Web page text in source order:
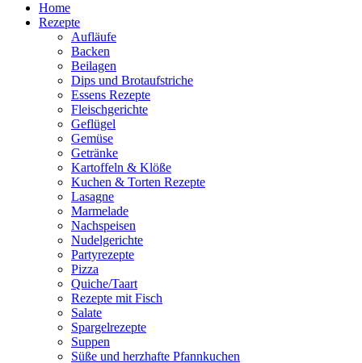
Home
Rezepte
Aufläufe
Backen
Beilagen
Dips und Brotaufstriche
Essens Rezepte
Fleischgerichte
Geflügel
Gemüse
Getränke
Kartoffeln & Klöße
Kuchen & Torten Rezepte
Lasagne
Marmelade
Nachspeisen
Nudelgerichte
Partyrezepte
Pizza
Quiche/Taart
Rezepte mit Fisch
Salate
Spargelrezepte
Suppen
Süße und herzhafte Pfannkuchen